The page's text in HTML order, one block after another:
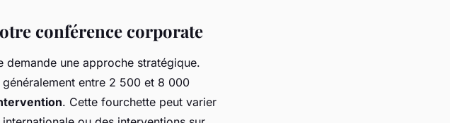
conférence corporate
une approche stratégique.
entre 2 500 et 8 000
. Cette fourchette peut varier